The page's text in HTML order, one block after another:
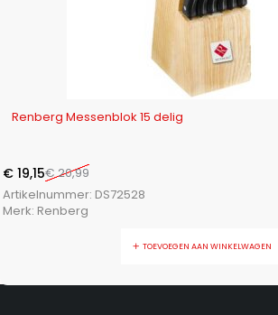
Renberg Messenblok 15 delig
€20,99
€ 19,15
Artikelnummer: DS72528
Merk: Renberg
TOEVOEGEN AAN WINKELWAGEN